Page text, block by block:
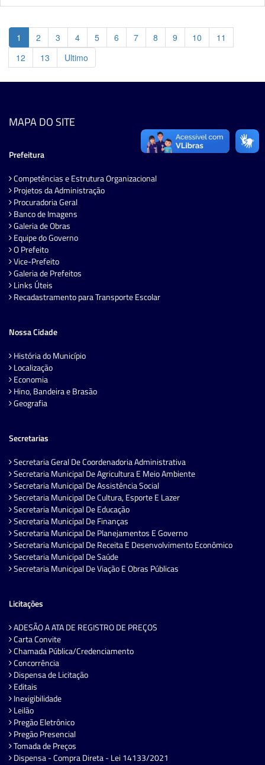
1 2 3 4 5 6 7 8 9 10
11
12
13 Ultimo
MAPA DO SITE
Prefeitura
Competências e Estrutura Organizacional
Projetos da Administração
Procuradoria Geral
Banco de Imagens
Galeria de Obras
Equipe do Governo
O Prefeito
Vice-Prefeito
Galeria de Prefeitos
Links Úteis
Recadastramento para Transporte Escolar
Nossa Cidade
História do Município
Localização
Economia
Hino, Bandeira e Brasão
Geografia
Secretarias
Secretaria Geral De Coordenadoria Administrativa
Secretaria Municipal De Agricultura E Meio Ambiente
Secretaria Municipal De Assistência Social
Secretaria Municipal De Cultura, Esporte E Lazer
Secretaria Municipal De Educação
Secretaria Municipal De Finanças
Secretaria Municipal De Planejamentos E Governo
Secretaria Municipal De Receita E Desenvolvimento Econômico
Secretaria Municipal De Saúde
Secretaria Municipal De Viação E Obras Públicas
Licitações
ADESÃO A ATA DE REGISTRO DE PREÇOS
Carta Convite
Chamada Pública/Credenciamento
Concorrência
Dispensa de Licitação
Editais
Inexigibilidade
Leilão
Pregão Eletrônico
Pregão Presencial
Tomada de Preços
Dispensa - Compra Direta - Lei 14133/2021